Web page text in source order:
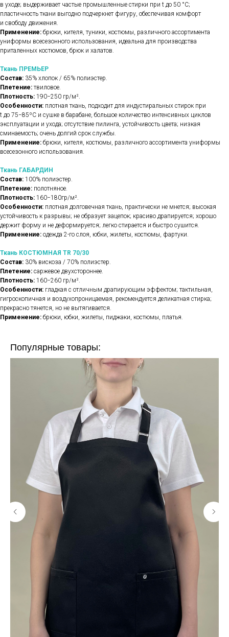
в уходе; выдерживает частые промышленные стирки при t до 50 °C;
пластичность ткани выгодно подчеркнет фигуру, обеспечивая комфорт
и свободу движения.
Применение: брюки, кителя, туники, костюмы, различного ассортимента
униформы всесезонного использования, идеальна для производства
приталенных костюмов, брюк и халатов.
Ткань ПРЕМЬЕР
Состав: 35% хлопок / 65% полиэстер.
Плетение: твиловое.
Плотность: 190−250 гр/м².
Особенности: плотная ткань, подходит для индустиральных стирок при
t до 75−85ºС и сушке в барабане, большое количество интенсивных циклов
эксплуатации и ухода; отсутствие пилинга, устойчивость цвета; низкая
сминаемость; очень долгий срок службы.
Применение: брюки, кителя, костюмы, различного ассортимента униформы
всесезонного использования.
Ткань ГАБАРДИН
Состав: 100% полиэстер.
Плетение: полотняное.
Плотность: 160−180гр/м².
Особенности: плотная долговечная ткань, практически не мнется; высокая
устойчивость к разрывы; не образует зацепок; красиво драпируется; хорошо
держит форму и не деформируется; легко стирается и быстро сушится.
Применение: одежда 2-го слоя, юбки, жилеты, костюмы, фартуки.
Ткань КОСТЮМНАЯ TR 70/30
Состав: 30% вискоза / 70% полиэстер.
Плетение: саржевое двухстороннее.
Плотность: 160−260 гр/м².
Особенности: гладкая с отличным драпирующим эффектом; тактильная,
гигроскопичная и воздухопроницаемая, рекомендуется деликатная стирка;
прекрасно тянется, но не вытягивается.
Применение: брюки, юбки, жилеты, пиджаки, костюмы, платья.
Популярные товары: